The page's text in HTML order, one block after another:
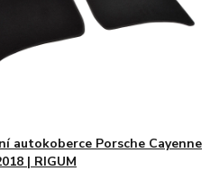
autokoberce Porsche Cayenne
| RIGUM